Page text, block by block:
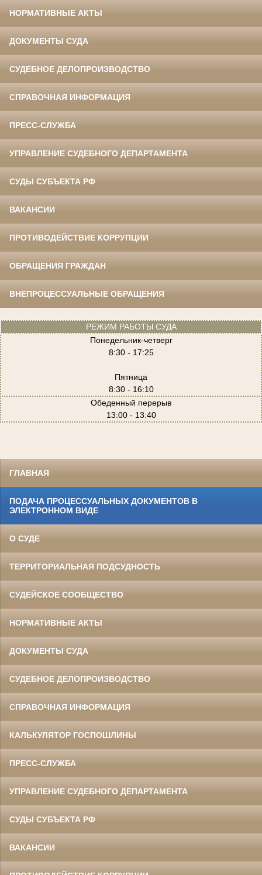
НОРМАТИВНЫЕ АКТЫ
ДОКУМЕНТЫ СУДА
СУДЕБНОЕ ДЕЛОПРОИЗВОДСТВО
СПРАВОЧНАЯ ИНФОРМАЦИЯ
ПРЕСС-СЛУЖБА
УПРАВЛЕНИЕ СУДЕБНОГО ДЕПАРТАМЕНТА
СУДЫ СУБЪЕКТА РФ
ВАКАНСИИ
ПРОТИВОДЕЙСТВИЕ КОРРУПЦИИ
ОБРАЩЕНИЯ ГРАЖДАН
ВНЕПРОЦЕССУАЛЬНЫЕ ОБРАЩЕНИЯ
РЕЖИМ РАБОТЫ СУДА
Понедельник-четверг
8:30 - 17:25
Пятница
8:30 - 16:10
Обеденный перерыв
13:00 - 13:40
ГЛАВНАЯ
ПОДАЧА ПРОЦЕССУАЛЬНЫХ ДОКУМЕНТОВ В
ЭЛЕКТРОННОМ ВИДЕ
О СУДЕ
ТЕРРИТОРИАЛЬНАЯ ПОДСУДНОСТЬ
СУДЕЙСКОЕ СООБЩЕСТВО
НОРМАТИВНЫЕ АКТЫ
ДОКУМЕНТЫ СУДА
СУДЕБНОЕ ДЕЛОПРОИЗВОДСТВО
СПРАВОЧНАЯ ИНФОРМАЦИЯ
КАЛЬКУЛЯТОР ГОСПОШЛИНЫ
ПРЕСС-СЛУЖБА
УПРАВЛЕНИЕ СУДЕБНОГО ДЕПАРТАМЕНТА
СУДЫ СУБЪЕКТА РФ
ВАКАНСИИ